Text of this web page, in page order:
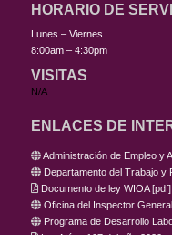
HORARIO DE
Lunes – Viernes
8:00am – 4:30pm
VISITAS
N/A
ENLACES DE
Administración de Empleo y
Departamento del Trabajo y
Documento de ley WIOA[pdf]
Oficina del Inspector General
Programa de Desarrollo